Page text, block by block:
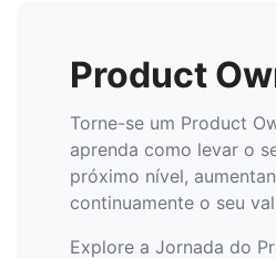
Product
Torne-se um Product
aprenda como levar o
próximo nível,
continuamente o seu
Explore a Jornada do